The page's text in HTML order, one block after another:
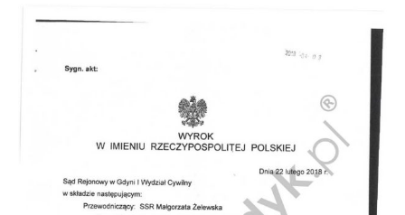
Negocjacje z wierzycielami
Doradztwo & konsulting